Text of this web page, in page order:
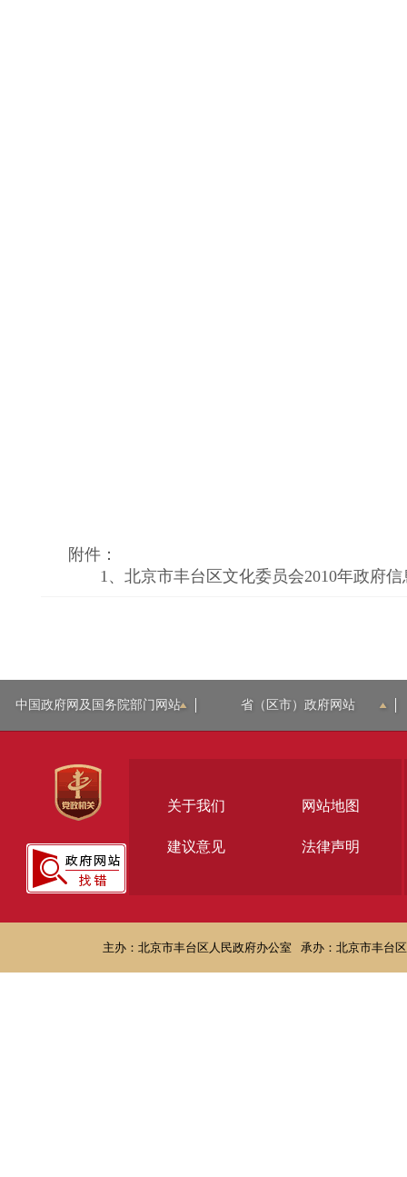
附件：
1、 北京市丰台区文化委员会2010年政府
中国政府网及国务院部门网站 省（区市）政府网站
关于我们 网站地图
建议意见 法律声明
主办：北京市丰台区人民政府办公室 承办：北京市丰台